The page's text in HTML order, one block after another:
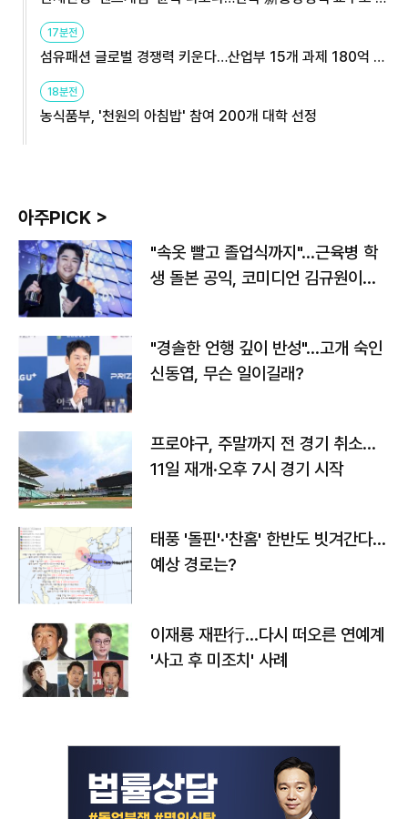
17분전
섬유패션 글로벌 경쟁력 키운다…산업부 15개 과제 180억 지
18분전
농식품부, '천원의 아침밥' 참여 200개 대학 선정
아주PICK >
"속옷 빨고 졸업식까지"…근육병 학
생 돌본 공익, 코미디언 김규원이었
"경솔한 언행 깊이 반성"…고개 숙인
신동엽, 무슨 일이길래?
프로야구, 주말까지 전 경기 취소…
11일 재개·오후 7시 경기 시작
태풍 '돌핀'·'찬홈' 한반도 빗겨간다…
예상 경로는?
이재룡 재판行…다시 떠오른 연예계
'사고 후 미조치' 사례